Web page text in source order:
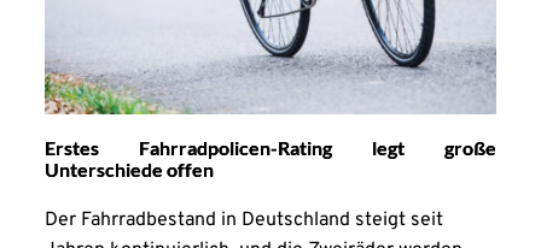
Erstes Fahrradpolicen-Rating legt große
Unterschiede offen
Der Fahrradbestand in Deutschland steigt seit